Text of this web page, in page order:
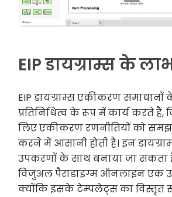
EIP डायग्राम्स के
EIP डायग्राम्स एकीकरण समाधानों
प्रतिनिधित्व के रूप में कार्य करते हैं,
लिए एकीकरण रणनीतियों को
करने में आसानी होती है। इन
उपकरणों के साथ बनाया जा सकता
विजुअल पैराडाइग्म ऑनलाइन एक
क्योंकि इसके टेम्पलेट्स का विस्तृत